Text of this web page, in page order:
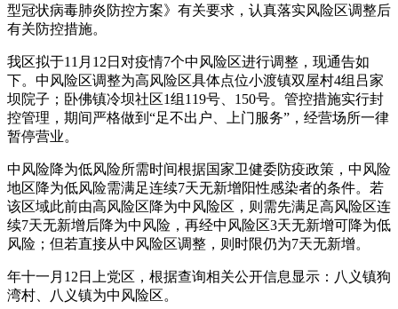
型冠状病毒肺炎防控方案》有关要求，认真落实风险区调整后
有关防控措施。
我区拟于11月12日对疫情7个中风险区进行调整，现通告如
下。中风险区调整为高风险区具体点位小渡镇双屋村4组吕家
坝院子；卧佛镇冷坝社区1组119号、150号。管控措施实行封
控管理，期间严格做到“足不出户、上门服务”，经营场所一律
暂停营业。
中风险降为低风险所需时间根据国家卫健委防疫政策，中风险
地区降为低风险需满足连续7天无新增阳性感染者的条件。若
该区域此前由高风险区降为中风险区，则需先满足高风险区连
续7天无新增后降为中风险，再经中风险区3天无新增可降为低
风险；但若直接从中风险区调整，则时限仍为7天无新增。
年十一月12日上党区，根据查询相关公开信息显示：八义镇狗
湾村、八义镇为中风险区。